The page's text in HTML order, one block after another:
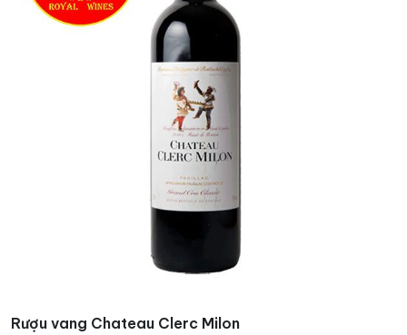
Rượu vang Chateau Clerc Milon